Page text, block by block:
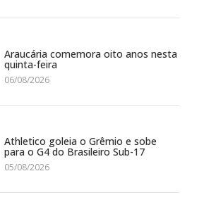
Araucária comemora oito anos nesta
quinta-feira
06/08/2026
Athletico goleia o Grêmio e sobe
para o G4 do Brasileiro Sub-17
05/08/2026